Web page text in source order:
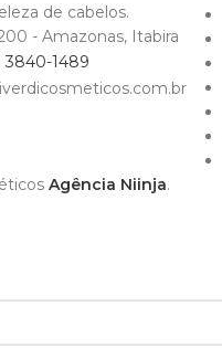
de cabelos.
- Amazonas, Itabira
3840-1489
Agência Niinja.